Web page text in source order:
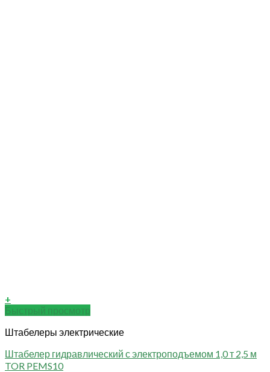
+
Быстрый просмотр
Штабелеры электрические
Штабелер гидравлический с электроподъемом 1,0 т 2,5 м
TOR PEMS10